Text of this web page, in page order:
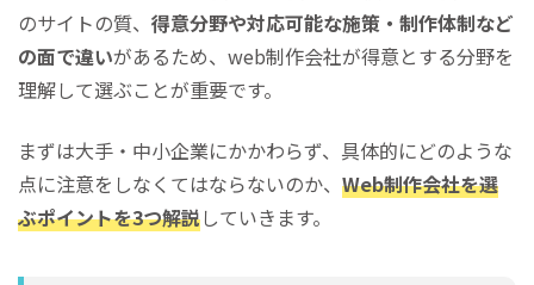
のサイトの質、 得意分野や対応可能な施策・制作体制など
の面で違いがあるため、web制作会社が得意とする分野を
理解して選ぶことが重要です。
まずは大手・中小企業にかかわらず、具体的にどのような
点に注意をしなくてはならないのか、 Web制作会社を選
ぶポイントを3つ解説していきます。